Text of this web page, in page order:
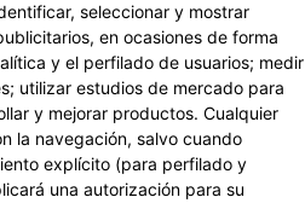
seleccionar y mostrar
en ocasiones de forma
y el perfilado de usuarios; medir
utilizar estudios de mercado para
y mejorar productos. Cualquier
la navegación, salvo cuando
explícito (para perfilado y
una autorización para su